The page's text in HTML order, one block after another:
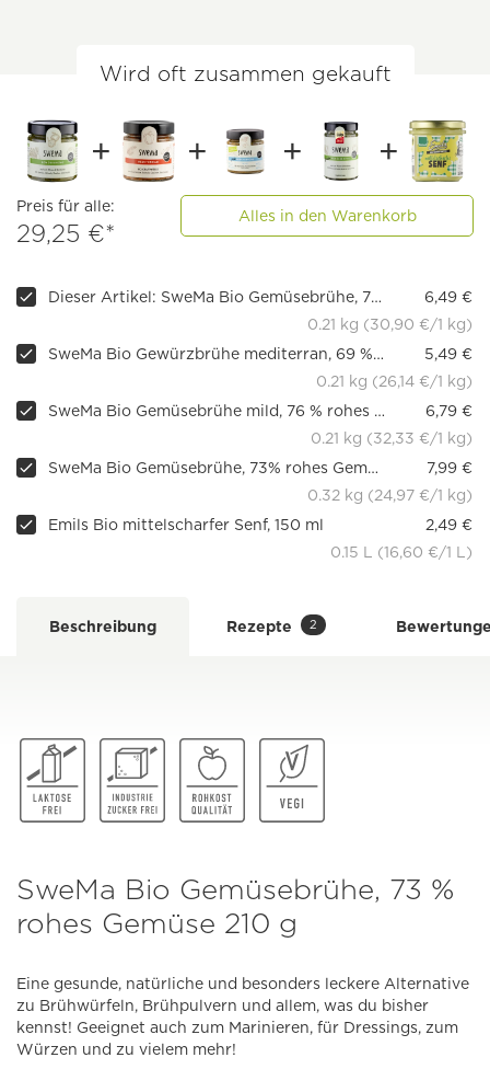
Wird oft zusammen gekauft
Preis für alle:
29,25 €*
Alles in den Warenkorb
Dieser Artikel: SweMa Bio Gemüsebrühe, 73 % rohes Gemüse 210 g
6,49 €
0.21 kg (30,90 €/1 kg)
SweMa Bio Gewürzbrühe mediterran, 69 % rohes Gemüse 210 g
5,49 €
0.21 kg (26,14 €/1 kg)
SweMa Bio Gemüsebrühe mild, 76 % rohes Gemüse 210 g
6,79 €
0.21 kg (32,33 €/1 kg)
SweMa Bio Gemüsebrühe, 73% rohes Gemüse
7,99 €
0.32 kg (24,97 €/1 kg)
Emils Bio mittelscharfer Senf, 150 ml
2,49 €
0.15 L (16,60 €/1 L)
Beschreibung Rezepte 2
SweMa Bio Gemüsebrühe, 73 %
rohes Gemüse 210 g
Eine gesunde, natürliche und besonders leckere Alternative
zu Brühwürfeln, Brühpulvern und allem, was du bisher
kennst! Geeignet auch zum Marinieren, für Dressings, zum
Würzen und zu vielem mehr!